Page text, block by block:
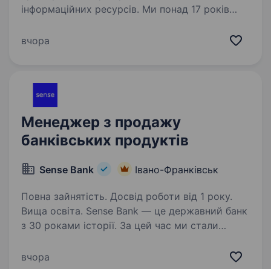
інформаційних ресурсів. Ми понад 17 років
160+ співробітників та 8000+ постійних
вчора
Менеджер з продажу
банківських продуктів
Sense Bank Івано-Франківськ
Повна зайнятість. Досвід роботи від 1 року.
Вища освіта. Sense Bank — це державний банк
з 30 роками історії. За цей час ми стали
з 4000 людей, де кожен присвячений місії —
вчора